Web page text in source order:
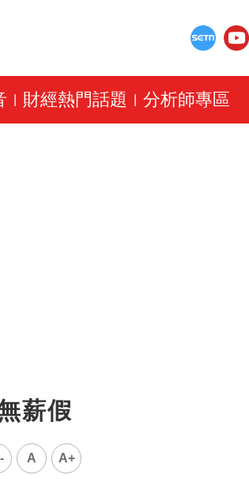
財經熱門話題 分析師專區
薪假
A A+